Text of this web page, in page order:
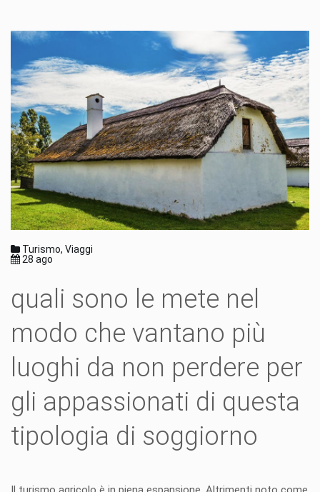
Turismo, Viaggi
28 ago
quali sono le mete nel
modo che vantano più
luoghi da non perdere per
gli appassionati di questa
tipologia di soggiorno